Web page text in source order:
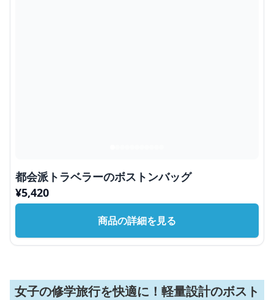
都会派トラベラーのボストンバッグ
¥5,420
商品の詳細を見る
女子の修学旅行を快適に！軽量設計のボスト